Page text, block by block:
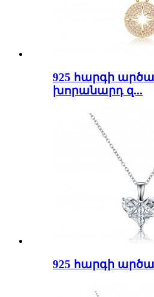
925 հարգի
խորանարդ զ...
925 հարգի